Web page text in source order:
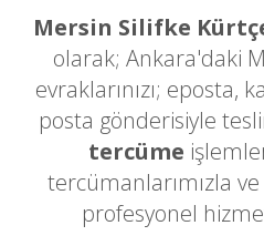
Mersin Silifke
olarak; Ankara'daki
evraklarınızı; eposta,
posta gönderisiyle
tercüme
tercümanlarımızla
profesyonel